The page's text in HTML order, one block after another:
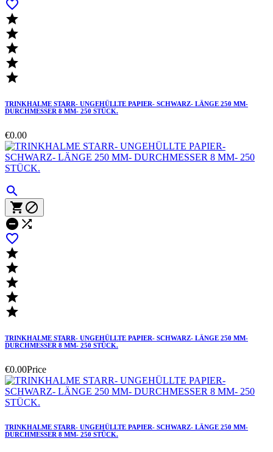






TRINKHALME STARR- UNGEHÜLLTE PAPIER- SCHWARZ- LÄNGE 250 MM-
DURCHMESSER 8 MM- 250 STÜCK.
€0.00

 
 






TRINKHALME STARR- UNGEHÜLLTE PAPIER- SCHWARZ- LÄNGE 250 MM-
DURCHMESSER 8 MM- 250 STÜCK.
€0.00Price
TRINKHALME STARR- UNGEHÜLLTE PAPIER- SCHWARZ- LÄNGE 250 MM-
DURCHMESSER 8 MM- 250 STÜCK.